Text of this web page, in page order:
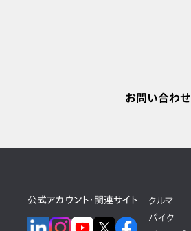
お問い合わせ
公式アカウント・関連サイト
クルマ
バイク